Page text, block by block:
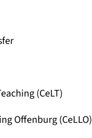
(CeLT)
Offenburg (CeLLO)